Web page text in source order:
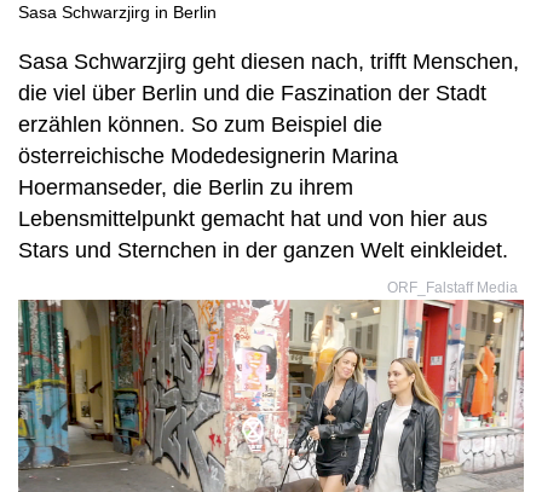
Sasa Schwarzjirg in Berlin
Sasa Schwarzjirg geht diesen nach, trifft Menschen,
die viel über Berlin und die Faszination der Stadt
erzählen können. So zum Beispiel die
österreichische Modedesignerin Marina
Hoermanseder, die Berlin zu ihrem
Lebensmittelpunkt gemacht hat und von hier aus
Stars und Sternchen in der ganzen Welt einkleidet.
ORF_Falstaff Media